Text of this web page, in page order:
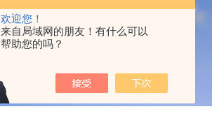
欢迎您！
来自局域网的朋友！有什么可以
帮助您的吗？